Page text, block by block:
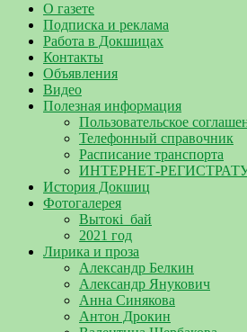
О газете
Подписка и реклама
Работа в Докшицах
Контакты
Объявления
Видео
Полезная информация
Пользовательское
Телефонный справочник
Расписание транспорта
ИНТЕРНЕТ-
История Докшиц
Фотогалерея
Вытокі_бай
2021 год
Лирика и проза
Александр Белкин
Александр Янукович
Анна Синякова
Антон Дрокин